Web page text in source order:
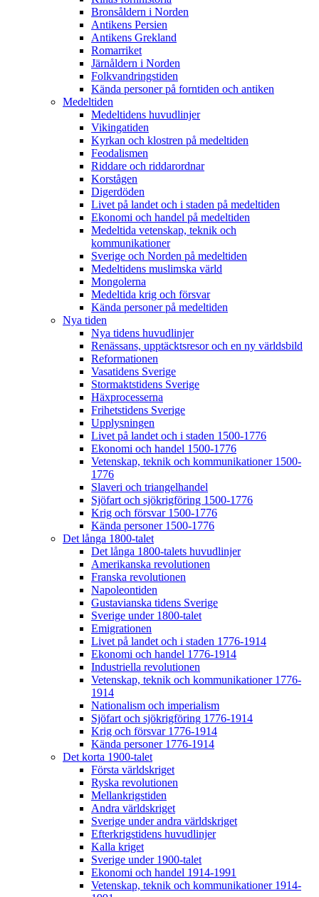
Bronsåldern i Norden
Antikens Persien
Antikens Grekland
Romarriket
Järnåldern i Norden
Folkvandringstiden
Kända personer på forntiden och antiken
Medeltiden
Medeltidens huvudlinjer
Vikingatiden
Kyrkan och klostren på medeltiden
Feodalismen
Riddare och riddarordnar
Korstågen
Digerdöden
Livet på landet och i staden på medeltiden
Ekonomi och handel på medeltiden
Medeltida vetenskap, teknik och
kommunikationer
Sverige och Norden på medeltiden
Medeltidens muslimska värld
Mongolerna
Medeltida krig och försvar
Kända personer på medeltiden
Nya tiden
Nya tidens huvudlinjer
Renässans, upptäcktsresor och en ny världsbild
Reformationen
Vasatidens Sverige
Stormaktstidens Sverige
Häxprocesserna
Frihetstidens Sverige
Upplysningen
Livet på landet och i staden 1500-1776
Ekonomi och handel 1500-1776
Vetenskap, teknik och kommunikationer 1500-
1776
Slaveri och triangelhandel
Sjöfart och sjökrigföring 1500-1776
Krig och försvar 1500-1776
Kända personer 1500-1776
Det långa 1800-talet
Det långa 1800-talets huvudlinjer
Amerikanska revolutionen
Franska revolutionen
Napoleontiden
Gustavianska tidens Sverige
Sverige under 1800-talet
Emigrationen
Livet på landet och i staden 1776-1914
Ekonomi och handel 1776-1914
Industriella revolutionen
Vetenskap, teknik och kommunikationer 1776-
1914
Nationalism och imperialism
Sjöfart och sjökrigföring 1776-1914
Krig och försvar 1776-1914
Kända personer 1776-1914
Det korta 1900-talet
Första världskriget
Ryska revolutionen
Mellankrigstiden
Andra världskriget
Sverige under andra världskriget
Efterkrigstidens huvudlinjer
Kalla kriget
Sverige under 1900-talet
Ekonomi och handel 1914-1991
Vetenskap, teknik och kommunikationer 1914-